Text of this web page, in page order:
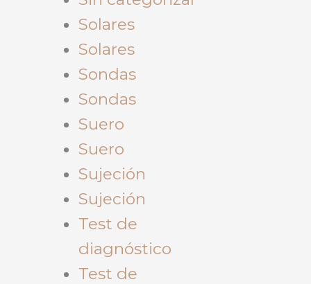
Solares
Solares
Sondas
Sondas
Suero
Suero
Sujeción
Sujeción
Test de
diagnóstico
Test de